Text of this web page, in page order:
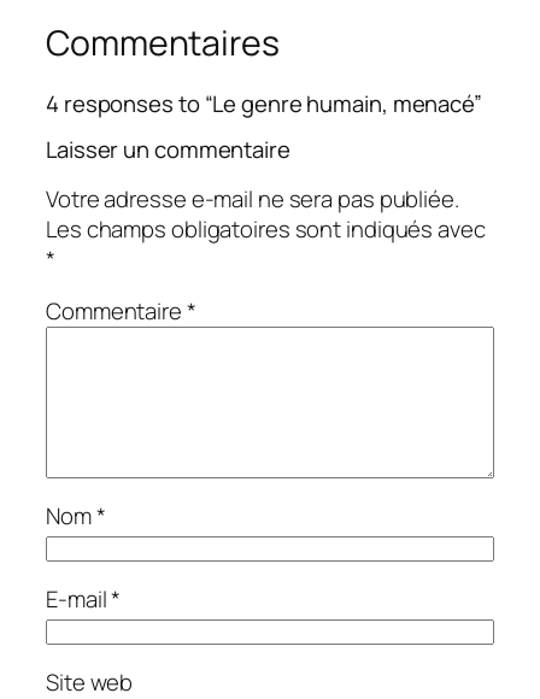
Commentaires
4 responses to “Le genre humain, menacé”
Laisser un commentaire
Votre adresse e-mail ne sera pas publiée.
Les champs obligatoires sont indiqués avec
*
Commentaire*
Nom*
E-mail*
Site web